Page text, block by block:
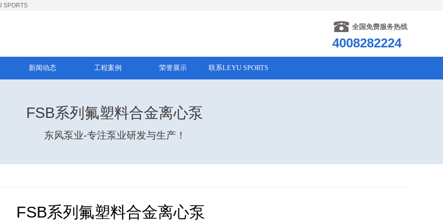
SPORTS
全国免费服务热线
4008282224
新闻动态 工程案例 荣誉展示 联系LEYU SPORTS
FSB系列氟塑料合金离心泵
东风泵业-专注泵业研发与生产！
FSB系列氟塑料合金离心泵